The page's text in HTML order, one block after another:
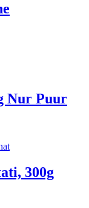
Nur Puur
300g